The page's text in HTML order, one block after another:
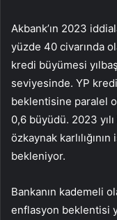
Akbank’ın 2023
yüzde 40 civarında
kredi büyümesi
seviyesinde. YP
beklentisine paralel
0,6 büyüdü. 2023
özkaynak
bekleniyor.
Bankanın kademeli
enflasyon beklentisi